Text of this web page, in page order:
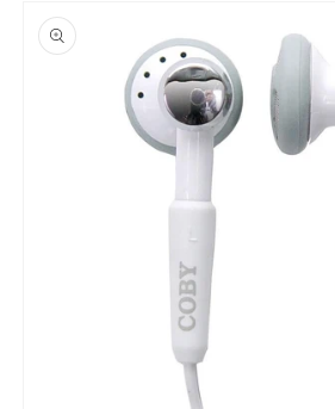
informações
do produto